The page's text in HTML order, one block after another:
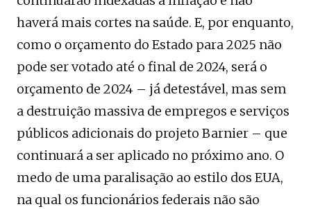
haverá mais cortes na saúde. E, por enquanto,
como o orçamento do Estado para 2025 não
pode ser votado até o final de 2024, será o
orçamento de 2024 – já detestável, mas sem
a destruição massiva de empregos e serviços
públicos adicionais do projeto Barnier – que
continuará a ser aplicado no próximo ano. O
medo de uma paralisação ao estilo dos EUA,
na qual os funcionários federais não são